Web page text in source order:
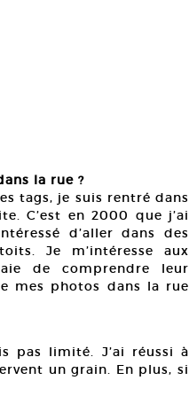
la rue ?
tags, je suis rentré dans
C’est en 2000 que j’ai
d’aller dans des
Je m’intéresse aux
de comprendre leur
mes photos dans la rue
pas limité. J’ai réussi à
un grain. En plus, si